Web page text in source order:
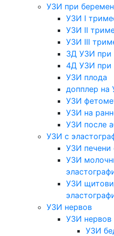
УЗИ при
УЗИ I
УЗИ II
УЗИ III
3Д УЗИ при
4Д УЗИ при
УЗИ плода
допплер на
УЗИ
УЗИ на
УЗИ после
УЗИ с
УЗИ печени
УЗИ
УЗИ
УЗИ нервов
УЗИ нервов
УЗИ